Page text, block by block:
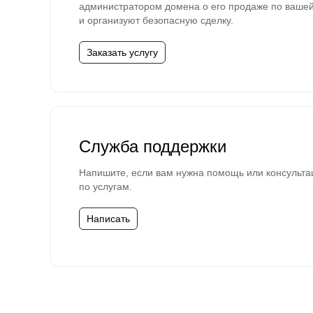
администратором домена о его продаже по
и организуют безопасную сделку.
Заказать услугу
Служба поддержки
Напишите, если вам нужна помощь или
по услугам.
Написать